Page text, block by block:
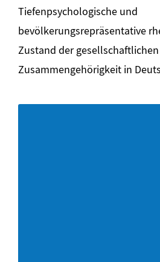
Tiefenpsychologische und
bevölkerungsrepräsentative
Zustand der gesellschaftlichen
Zusammengehörigkeit in